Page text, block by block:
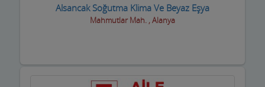
Çevre ve Su Arıtma
Dekorasyon Firmaları
Alsancak Soğutma Klima Ve Beyaz Eşya
Mahmutlar Mah. , Alanya